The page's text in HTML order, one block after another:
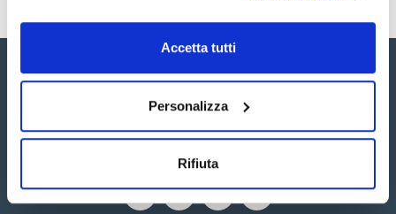
Accetta tutti
Personalizza
Rifiuta